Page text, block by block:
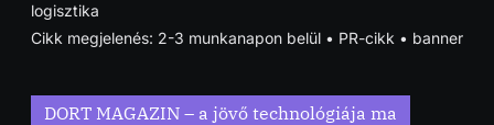
logisztika
Cikk megjelenés: 2-3 munkanapon belül • PR-cikk • banner
DORT MAGAZIN – a jövő technológiája ma